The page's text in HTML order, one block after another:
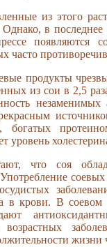
из этого
в
появляются
часто
продукты
из сои в 2,5
незаменимых
богатых
что соя
в крови. В соевом
жизни